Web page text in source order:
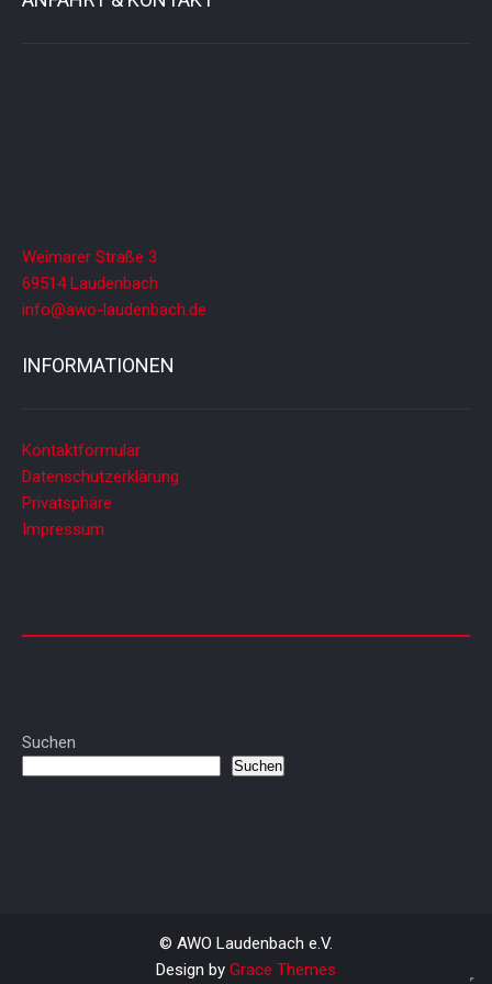
Weimarer Straße 3
69514 Laudenbach
info@awo-laudenbach.de
INFORMATIONEN
Kontaktformular
Datenschutzerklärung
Privatsphäre
Impressum
Suchen
Suchen
© AWO Laudenbach e.V.
Design by Grace Themes